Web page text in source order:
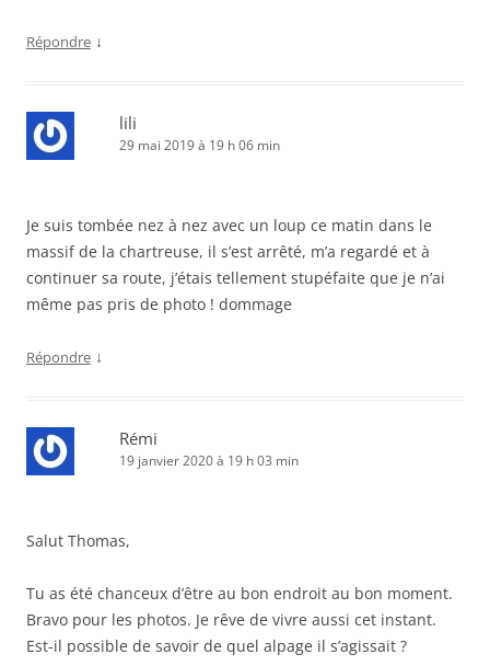
Répondre ↓
lili
29 mai 2019 à 19 h 06 min
Je suis tombée nez à nez avec un loup ce matin dans le
massif de la chartreuse, il s’est arrêté, m’a regardé et à
continuer sa route, j’étais tellement stupéfaite que je n’ai
même pas pris de photo ! dommage
Répondre ↓
Rémi
19 janvier 2020 à 19 h 03 min
Salut Thomas,
Tu as été chanceux d’être au bon endroit au bon moment.
Bravo pour les photos. Je rêve de vivre aussi cet instant.
Est-il possible de savoir de quel alpage il s’agissait ?